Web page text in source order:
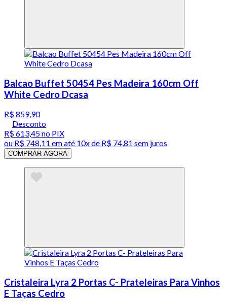
Balcao Buffet 50454 Pes Madeira 160cm Off
White Cedro Dcasa
R$ 859,90
Desconto
R$ 613,45no PIX
ou R$ 748,11 em até 10x de R$ 74,81 sem juros
COMPRAR AGORA
Cristaleira Lyra 2 Portas C- Prateleiras Para Vinhos
E Taças Cedro